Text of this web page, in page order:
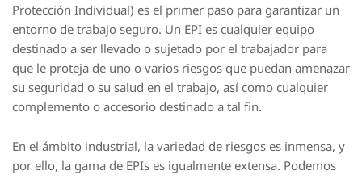
Protección Individual) es el primer paso para garantizar un
entorno de trabajo seguro. Un EPI es cualquier equipo
destinado a ser llevado o sujetado por el trabajador para
que le proteja de uno o varios riesgos que puedan amenazar
su seguridad o su salud en el trabajo, así como cualquier
complemento o accesorio destinado a tal fin.
En el ámbito industrial, la variedad de riesgos es inmensa, y
por ello, la gama de EPIs es igualmente extensa. Podemos